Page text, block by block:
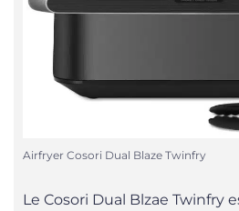
Airfryer Cosori Dual Blaze Twinfry
Le Cosori Dual Blzae Twinfry